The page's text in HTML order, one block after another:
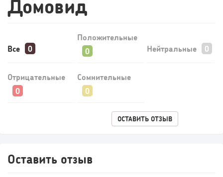
Конференции августа 2026: лучшие мероприятия месяца
Домовид
Все
Положительные
Нейтральные
Отрицательные Сомнительные
ОСТАВИТЬ ОТЗЫВ
Оставить отзыв